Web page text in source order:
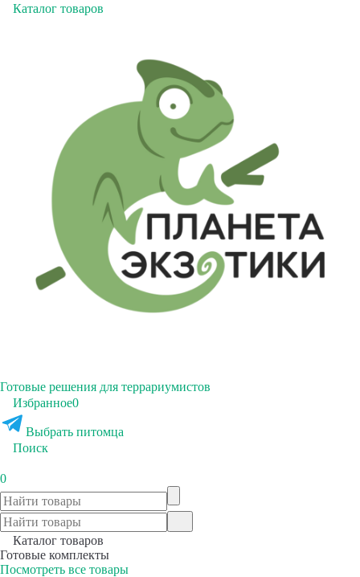
Каталог товаров
Готовые решения для террариумистов
Избранное0
Выбрать питомца
Поиск
0
Каталог товаров
Готовые комплекты
Посмотреть все товары